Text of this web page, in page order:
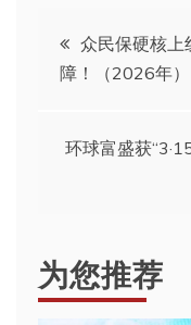
文
章
导
众民保硬核上
障！（2026年）
环球富盛获
为您推荐